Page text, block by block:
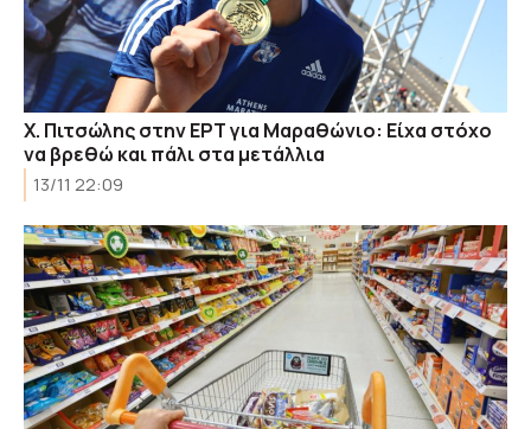
Χ. Πιτσώλης στην ΕΡΤ για Μαραθώνιο: Είχα στόχο
να βρεθώ και πάλι στα μετάλλια
13/11 22:09